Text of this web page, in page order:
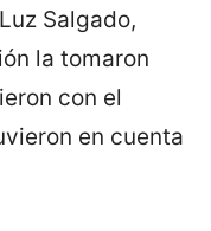
Salgado,
la tomaron
con el
en cuenta